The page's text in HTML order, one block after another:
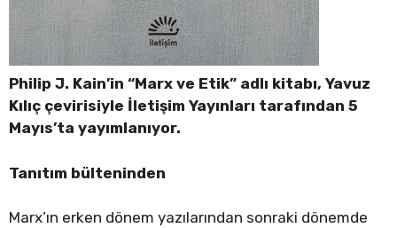
Philip J. Kain’in “Marx ve Etik” adlı kitabı, Yavuz
Kılıç çevirisiyle İletişim Yayınları tarafından 5
Mayıs’ta yayımlanıyor.
Tanıtım bülteninden
Marx’ın erken dönem yazılarından sonraki dönemde